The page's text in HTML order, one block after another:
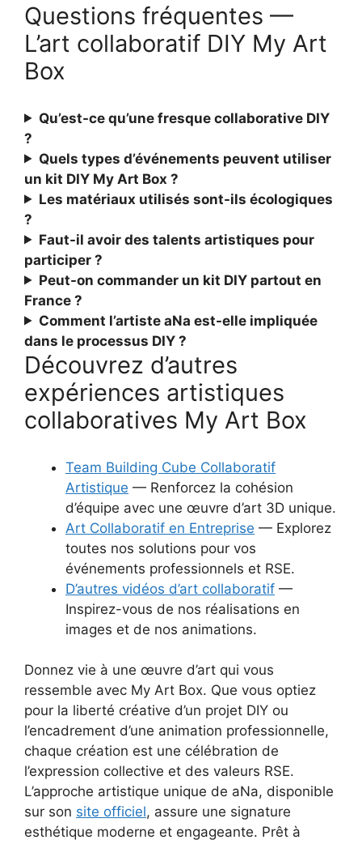
Questions fréquentes —
L’art collaboratif DIY My Art
Box
Qu’est-ce qu’une fresque collaborative DIY
?
Quels types d’événements peuvent utiliser
un kit DIY My Art Box ?
Les matériaux utilisés sont-ils écologiques
?
Faut-il avoir des talents artistiques pour
participer ?
Peut-on commander un kit DIY partout en
France ?
Comment l’artiste aNa est-elle impliquée
dans le processus DIY ?
Découvrez d’autres
expériences artistiques
collaboratives My Art Box
Team Building Cube Collaboratif
Artistique — Renforcez la cohésion
d’équipe avec une œuvre d’art 3D unique.
Art Collaboratif en Entreprise — Explorez
toutes nos solutions pour vos
événements professionnels et RSE.
D’autres vidéos d’art collaboratif —
Inspirez-vous de nos réalisations en
images et de nos animations.
Donnez vie à une œuvre d’art qui vous
ressemble avec My Art Box. Que vous optiez
pour la liberté créative d’un projet DIY ou
l’encadrement d’une animation professionnelle,
chaque création est une célébration de
l’expression collective et des valeurs RSE.
L’approche artistique unique de aNa, disponible
sur son site officiel, assure une signature
esthétique moderne et engageante. Prêt à